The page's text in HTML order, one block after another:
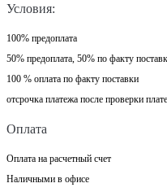
Условия:
100% предоплата
50% предоплата, 50% по факту
100 % оплата по факту поставки
отсрочка платежа после проверки
Оплата
Оплата на расчетный счет
Наличными в офисе